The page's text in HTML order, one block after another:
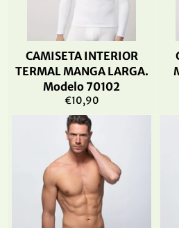
CAMISETA INTERIOR
TERMAL MANGA LARGA.
Modelo 70102
Precio
habitual
€10,90